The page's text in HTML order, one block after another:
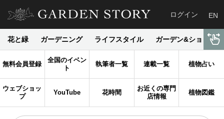
ログイン EN
花と緑 ガーデニング ライフスタイル ガーデン&ショップ
無料会員登録
全国のイベン
ト
執筆者一覧 連載一覧 植物占い
ウェブショッ
プ
YouTube 花時間
お近くの専門
店情報
植物図鑑